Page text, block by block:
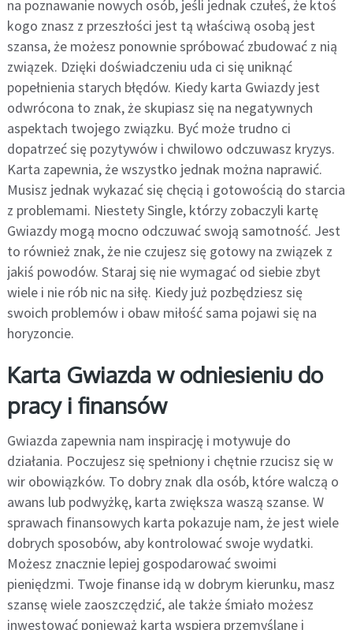
na poznawanie nowych osób, jeśli jednak czułeś, że ktoś
kogo znasz z przeszłości jest tą właściwą osobą jest
szansa, że możesz ponownie spróbować zbudować z nią
związek. Dzięki doświadczeniu uda ci się uniknąć
popełnienia starych błędów. Kiedy karta Gwiazdy jest
odwrócona to znak, że skupiasz się na negatywnych
aspektach twojego związku. Być może trudno ci
dopatrzeć się pozytywów i chwilowo odczuwasz kryzys.
Karta zapewnia, że wszystko jednak można naprawić.
Musisz jednak wykazać się chęcią i gotowością do starcia
z problemami. Niestety Single, którzy zobaczyli kartę
Gwiazdy mogą mocno odczuwać swoją samotność. Jest
to również znak, że nie czujesz się gotowy na związek z
jakiś powodów. Staraj się nie wymagać od siebie zbyt
wiele i nie rób nic na siłę. Kiedy już pozbędziesz się
swoich problemów i obaw miłość sama pojawi się na
horyzoncie.
Karta Gwiazda w odniesieniu do
pracy i finansów
Gwiazda zapewnia nam inspirację i motywuje do
działania. Poczujesz się spełniony i chętnie rzucisz się w
wir obowiązków. To dobry znak dla osób, które walczą o
awans lub podwyżkę, karta zwiększa waszą szanse. W
sprawach finansowych karta pokazuje nam, że jest wiele
dobrych sposobów, aby kontrolować swoje wydatki.
Możesz znacznie lepiej gospodarować swoimi
pieniędzmi. Twoje finanse idą w dobrym kierunku, masz
szansę wiele zaoszczędzić, ale także śmiało możesz
inwestować ponieważ karta wspiera przemyślane i